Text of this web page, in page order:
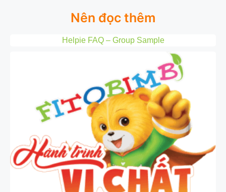
Nên đọc thêm
Helpie FAQ – Group Sample